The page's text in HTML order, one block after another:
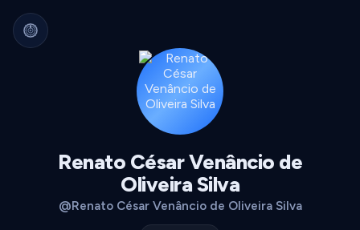
Arquivo Cultural Permanente
Filmes, álbuns, livros e
séries guardados para sempre.
Sua curadoria pode
migrar para qualquer plataforma.
Exportável, interoperável,
Renato César Venâncio de
Oliveira Silva
@Renato César Venâncio de Oliveira Silva